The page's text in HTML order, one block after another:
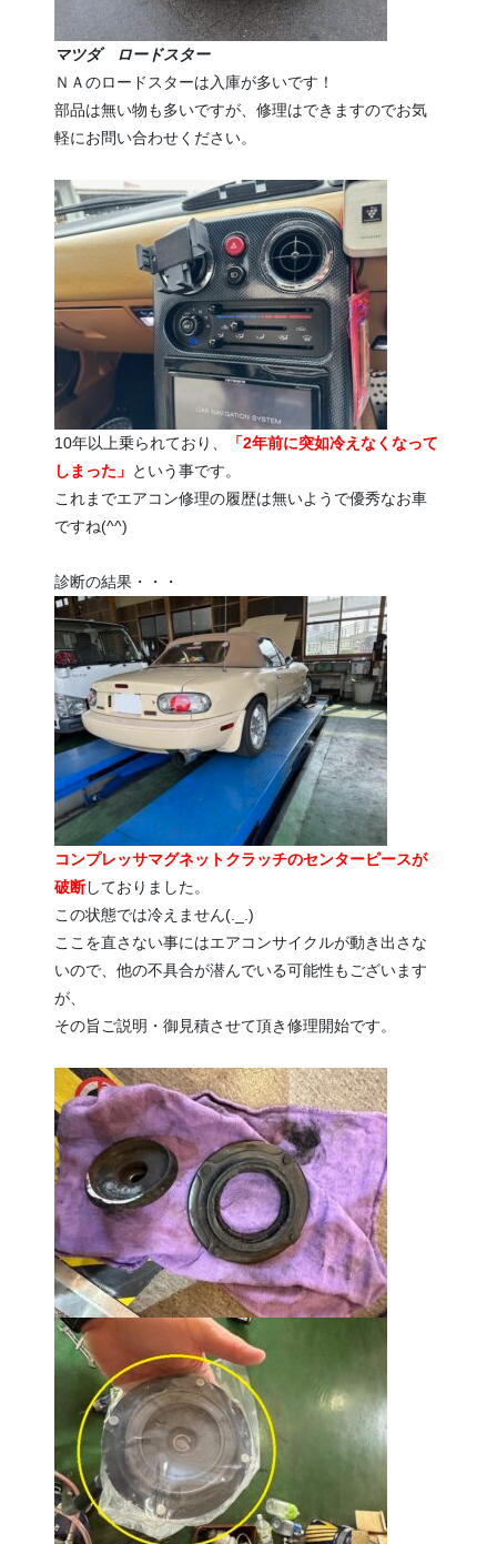
マツダ ロードスター
ＮＡのロードスターは入庫が多いです！
部品は無い物も多いですが、修理はできますのでお気
軽にお問い合わせください。
10年以上乗られており、
「2年前に突如冷えなくなって
しまった」 という事です。
これまでエアコン修理の履歴は無いようで優秀なお車
ですね(^^)
診断の結果・・・
コンプレッサマグネットクラッチのセンターピースが
破断しておりました。
この状態では冷えません(._.)
ここを直さない事にはエアコンサイクルが動き出さな
いので、他の不具合が潜んでいる可能性もございます
が、
その旨ご説明・御見積させて頂き修理開始です。